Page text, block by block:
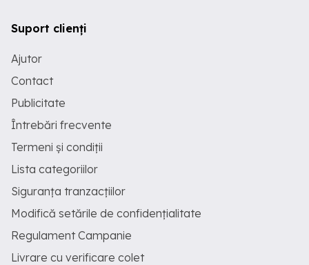
Suport clienți
Ajutor
Contact
Publicitate
Întrebări frecvente
Termeni și condiții
Lista categoriilor
Siguranța tranzacțiilor
Modifică setările de confidențialitate
Regulament Campanie
Livrare cu verificare colet